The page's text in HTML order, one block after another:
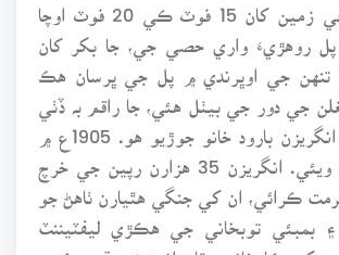
هئا، جن مان ڪي زمين کان 15 فوٽ ڪي 20 فوٽ اوچا
پل روهڙيءَ واري حصي جي، جا بکر کان
تنهن جي اوڀرندي ۾ پل جي ڀرسان هڪ
جي دور جي بيٺل هئي، جا راقم بہ ڏٺي
اها عمارت ڊاٺي ويئي. انگريزن 35 هزارن رپين جي خرچ
ڪرائي، ان کي جنگي هٿيارن ٺاهڻ جو
۽ بمبئي توبخاني جي هڪڙي ليفٽيننٽ
کي ڪارخاني مٿان انجنيئر مقرر ڪيو.